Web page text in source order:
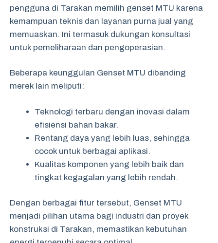
pengguna di Tarakan memilih genset MTU karena
kemampuan teknis dan layanan purna jual yang
memuaskan. Ini termasuk dukungan konsultasi
untuk pemeliharaan dan pengoperasian.
Beberapa keunggulan Genset MTU dibanding
merek lain meliputi:
Teknologi terbaru dengan inovasi dalam
efisiensi bahan bakar.
Rentang daya yang lebih luas, sehingga
cocok untuk berbagai aplikasi.
Kualitas komponen yang lebih baik dan
tingkat kegagalan yang lebih rendah.
Dengan berbagai fitur tersebut, Genset MTU
menjadi pilihan utama bagi industri dan proyek
konstruksi di Tarakan, memastikan kebutuhan